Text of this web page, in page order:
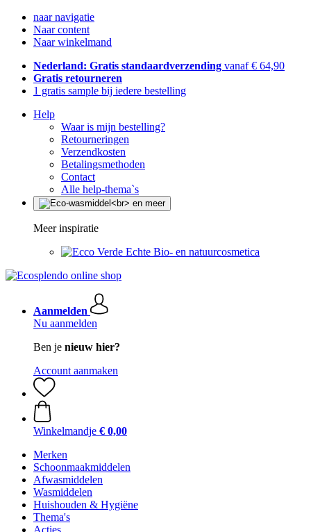
naar navigatie
Naar content
Naar winkelmand
Nederland: Gratis standaardverzending vanaf € 64,90
Gratis retourneren
1 gratis sample bij iedere bestelling
Help
Waar is mijn bestelling?
Retourneringen
Verzendkosten
Betalingsmethoden
Contact
Alle help-thema`s
Meer inspiratie
Echte Bio- en natuurcosmetica
Aanmelden
Nu aanmelden
Ben je nieuw hier?
Account aanmaken
Winkelmandje € 0,00
Merken
Schoonmaakmiddelen
Afwasmiddelen
Wasmiddelen
Huishouden & Hygiëne
Thema's
Acties